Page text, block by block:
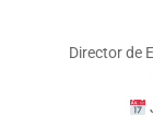
Director de